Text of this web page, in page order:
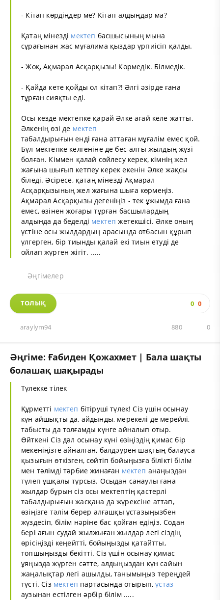
- Кітап көрдіңдер ме? Кітап алдыңдар ма?
Қатаң мінезді мектеп басшысының мына
сұрағынан жас мұғалима қыздар үрпиісіп қалды.
- Жоқ, Ақмарал Асқарқызы! Көрмедік. Білмедік.
- Қайда кете қойды ол кітап?! Әлгі әзірде ғана
тұрған сияқты еді.
Осы кезде мектепке қарай Әлке ағай келе жатты.
Әлкенің өзі де мектеп
табалдырығын енді ғана аттаған мұғалім емес қой.
Бұл мектепке келгеніне де бес-алты жылдың жүзі
болған. Кіммен қалай сөйлесу керек, кімнің жел
жағына шығып кетпеу керек екенін Әлке жақсы
біледі. Әсіресе, қатаң мінезді Ақмарал
Асқарқызының жел жағына шыға көрмеңіз.
Ақмарал Асқарқызы дегеніңіз - тек ұжымда ғана
емес, өзінен жоғары тұрған басшылардың
алдында да беделді мектеп жетекшісі. Әлке оның
үстіне осы жылдардың арасында отбасын құрып
үлгерген, бір тиынды қалай екі тиын етуді де
ойлап жүрген жігіт. .....
Әңгімелер
ТОЛЫҚ 0 0
araylym94 0
880
Әңгіме: Ғабиден Қожахмет | Бала шақты
болашақ шақырады
Түлекке тілек
Құрметті мектеп бітіруші түлек! Сіз үшін осынау
күн айшықты да, айдынды, мерекелі де мерейлі,
табысты да толғамды күнге айналып отыр.
Өйткені Сіз дәл осынау күні өзіңіздің қимас бір
мекеніңізге айналған, балдәурен шақтың балауса
қызығын өткізген, сөйтіп бойыңызға білікті білім
мен тәлімді тәрбие жинаған мектеп анаңыздан
түлеп ұшқалы тұрсыз. Осыдан санаулы ғана
жылдар бұрын сіз осы мектептің қастерлі
табалдырығын жасқана да жүрексіне аттап,
өзіңізге тәлім берер алғашқы ұстазыңызбен
жүздесіп, білім нәріне бас қойған едіңіз. Содан
бері ағын судай жылжыған жылдар легі сіздің
өрісіңізді кеңейтті, бойыңызды қатайтты,
топшыңызды бекітті. Сіз үшін осынау қимас
ұяңызда жүрген сәтте, алдыңыздан күн сайын
жаңалықтар легі ашылды, танымыңыз тереңдей
түсті. Сіз мектеп партасында отырып,ұстаз
аузынан естілген әрбір білім .....